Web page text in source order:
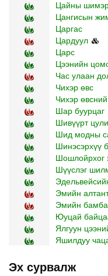
Цайны
Цангисын
Царгас
Цардуул
Царс
Цээнийн
Час улаан
Чихэр өвс
Чихэр
Шар буурцаг
Шивүүрт
Шид модны
Шинэсэрхүү
Шошлойрхог
Шүүслэг
Эмийн
Эмийн
Юуцай
Ялгуун
Яшилдуу
Эх сурвалж